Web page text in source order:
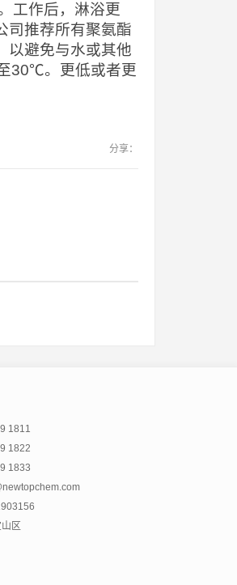
工作后，淋浴更
司推荐所有聚氨酯
以避免与水或其他
30℃。更低或者更
分享：
1811
1822
1833
区